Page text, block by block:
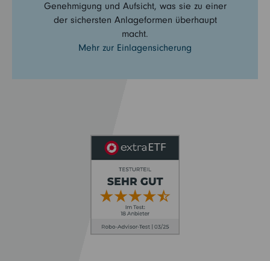
Genehmigung und Aufsicht, was sie zu einer
der sichersten Anlageformen überhaupt
macht.
Mehr zur Einlagensicherung